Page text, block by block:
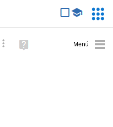
Búsqueda avanzada
Ayuda
(en